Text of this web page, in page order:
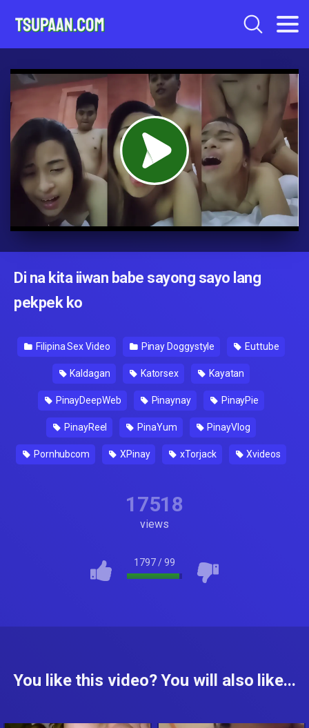
Di na kita iiwan babe sayong sayo lang
pekpek ko
Filipina Sex Video Pinay Doggystyle Euttube
Kaldagan Katorsex Kayatan
PinayDeepWeb Pinaynay PinayPie
PinayReel PinaYum PinayVlog
Pornhubcom XPinay xTorjack Xvideos
17518
views
1797 /99
You like this video? You will also like...